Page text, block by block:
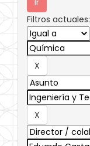
Filtros actuales: